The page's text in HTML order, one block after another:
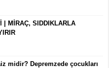
| MİRAÇ, SIDDIKLARLA
midir? Depremzede çocukları